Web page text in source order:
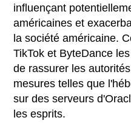
influençant
américaines et
la société américaine.
TikTok et ByteDance
de rassurer les
mesures telles que
sur des serveurs
les esprits.